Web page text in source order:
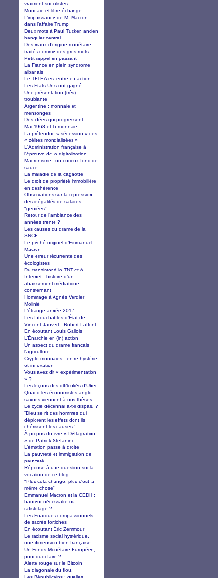
vraiment socialistes
Monnaie et libre échange
L’impuissance de M. Macron
dans l’affaire Trump
Deux mots à Paul Tucker, ancien
banquier central.
Des maux d’origine monétaire
traités comme des gros mots
Petit rappel en passant
La France en plein syndrome
albanais
Le TFTEA est entré en action.
Les Etats-Unis ont gagné
Une présentation (très)
troublante
Argentine : monnaie et
mensonges
Des idées qui progressent
Mai 1968 et la monnaie
La prétendue « sécession » des
« zélites mondialisées »
L'Administration française à
l'épreuve de la digitalisation
Macronisme : un curieux fond de
sauce
La maladie de la cagnotte
Le droit de propriété immobilière
en déshérence
Observations sur la répression
des inégalités de salaires
"genrées"
Retour de l’ambiance des
années trente ?
Les causes du drame de la
SNCF
Le péché originel d’Emmanuel
Macron
Une erreur récurrente des
écologistes
Du transistor à la TNT et à
Internet : histoire d’un
abaissement médiatique
consternant
Hommage à Agnès Verdier
Molinié
L’étrange année 2017
Les Intouchables d’État de
Vincent Jauvert - Robert Laffont
En écoutant Louis Gallois
L’Énarchie en (in) action
Un aspect du drame français :
l'agriculture
Crypto-monnaies : entre hystérie
et innovation.
Vous avez dit « expérimentation
» ?
Les leçons des difficultés d’Uber
Quand les économistes anglo-
saxons viennent à nos thèses
Le cycle décennal a-t-il disparu ?
“Dieu se rit des hommes qui
déplorent les effets dont ils
chérissent les causes.”
À propos du livre « Déflagration
» de Patrick Stefanini
L’émotion passe à droite
La pauvreté et immigration de
pauvreté
Réponse à une question sur la
vocation de ce blog
"Plus cela change, plus c'est la
même chose"
Emmanuel Macron et la CEDH :
hauteur nécessaire ou
rafistolage ?
Les Énarques compassionnels :
de sacrés fortiches
En écoutant Éric Zemmour
Le racisme social hystérique,
une dimension bien française
Un Fonds Monétaire Européen,
pour quoi faire ?
Alerte rouge sur le Bitcoin
La diagonale du flou.
Les Républicains : quelles